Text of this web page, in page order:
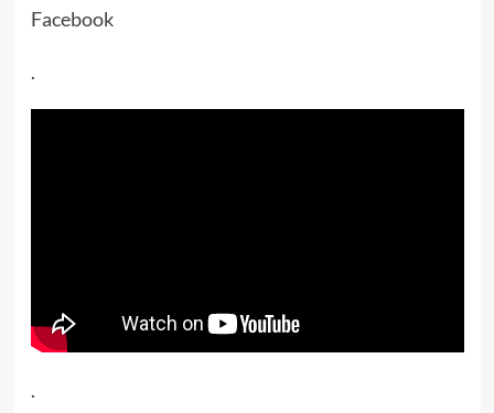
Facebook
.
.